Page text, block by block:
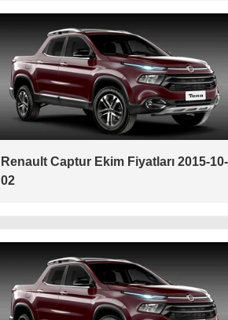
Renault Captur Ekim Fiyatları 2015-10-
02